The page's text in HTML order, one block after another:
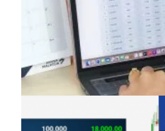
Pelaburan Saham